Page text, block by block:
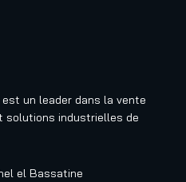
est un leader dans la vente
solutions industrielles de
el Bassatine